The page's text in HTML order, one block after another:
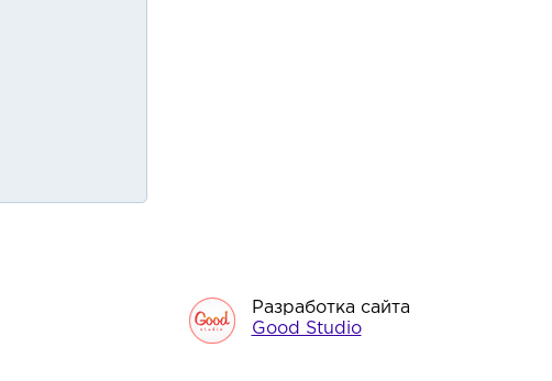
Разработка сайта
Good Studio